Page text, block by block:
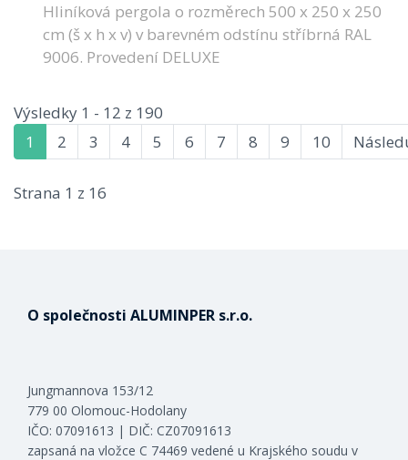
Hliníková pergola o rozměrech 500 x 250 x 250
cm (š x h x v) v barevném odstínu stříbrná RAL
9006. Provedení DELUXE
Výsledky 1 - 12 z 190
1
2 3 4 5 6 7 8 9 10
Strana 1 z 16
O společnosti ALUMINPER s.r.o.
Jungmannova 153/12
779 00 Olomouc-Hodolany
IČO: 07091613 | DIČ: CZ07091613
zapsaná na vložce C 74469 vedené u Krajského soudu v